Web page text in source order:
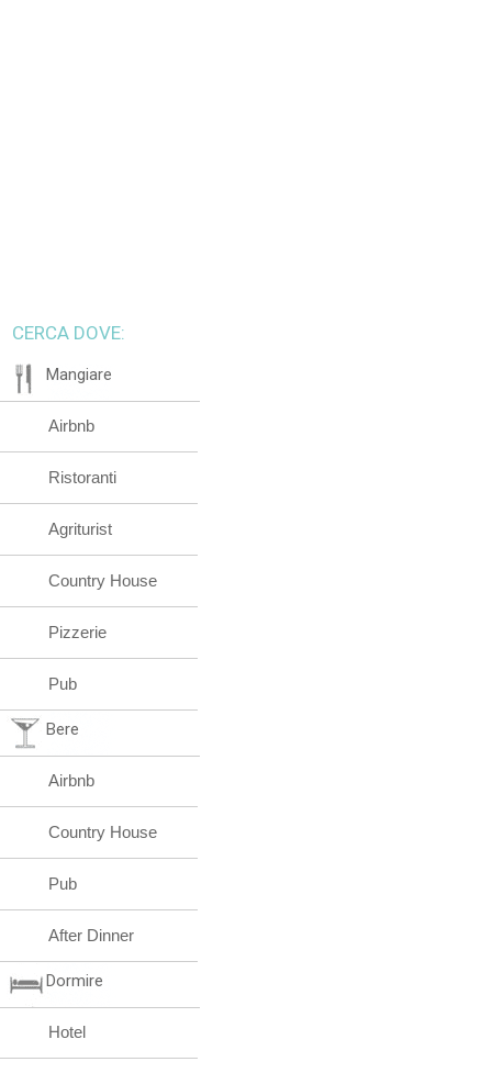
CERCA DOVE:
Mangiare
Airbnb
Ristoranti
Agriturist
Country House
Pizzerie
Pub
Bere
Airbnb
Country House
Pub
After Dinner
Dormire
Hotel